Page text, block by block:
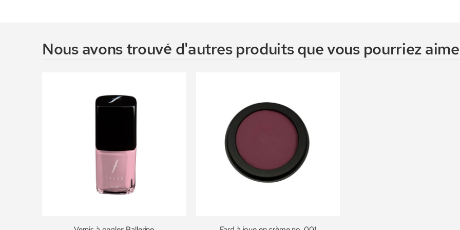
Nous avons trouvé d'autres produits que vous pourriez